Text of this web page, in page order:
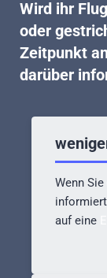
Wird ihr
oder
Zeitpunkt
darüber
Wenn Sie
auf eine